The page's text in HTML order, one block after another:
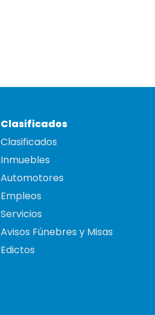
Clasificados
Clasificados
Inmuebles
Automotores
Empleos
Servicios
Avisos Fúnebres y Misas
Edictos